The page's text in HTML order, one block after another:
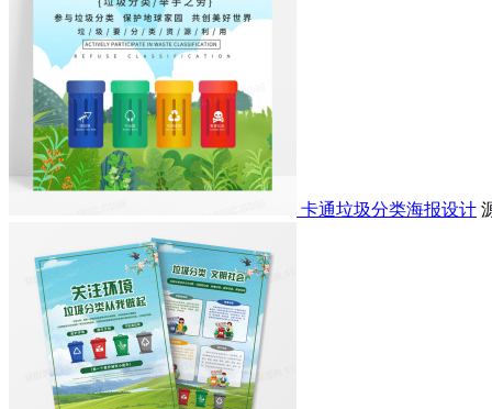
卡通垃圾分类海报设计